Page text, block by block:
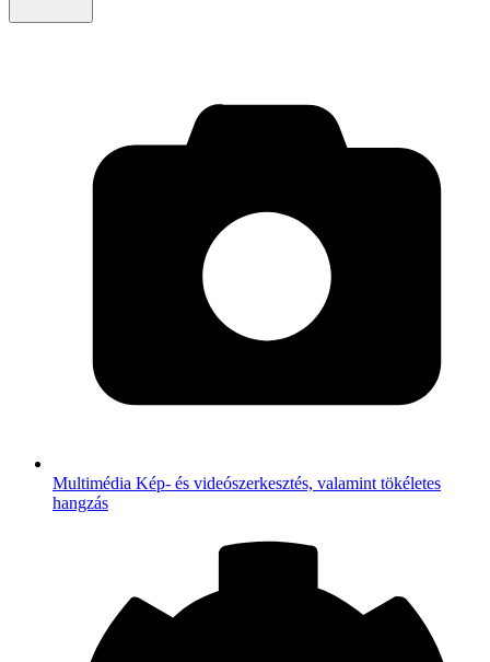
Multimédia Kép- és videószerkesztés, valamint tökéletes
hangzás